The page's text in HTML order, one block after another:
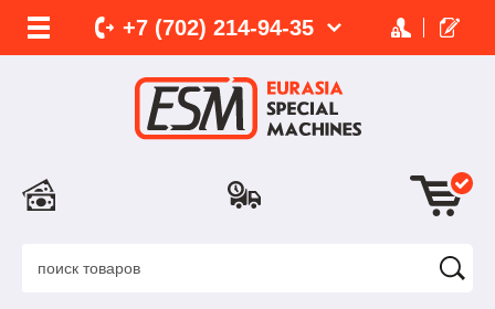
+7 (702) 214-94-35